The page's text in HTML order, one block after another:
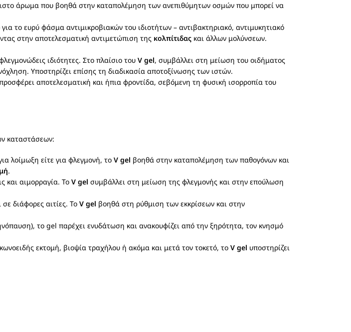
άρωμα που βοηθά στην καταπολέμηση των ανεπιθύμητων οσμών που μπορεί να
το ευρύ φάσμα αντιμικροβιακών του ιδιοτήτων – αντιβακτηριακό, αντιμυκητιακό
στην αποτελεσματική αντιμετώπιση της κολπίτιδας και άλλων μολύνσεων.
ιδιότητες. Στο πλαίσιο του V gel, συμβάλλει στη μείωση του οιδήματος
Υποστηρίζει επίσης τη διαδικασία αποτοξίνωσης των ιστών.
αποτελεσματική και ήπια φροντίδα, σεβόμενη τη φυσική ισορροπία του
καταστάσεων:
λοίμωξη είτε για φλεγμονή, το V gel βοηθά στην καταπολέμηση των παθογόνων και
.
και αιμορραγία. Το V gel συμβάλλει στη μείωση της φλεγμονής και στην επούλωση
διάφορες αιτίες. Το V gel βοηθά στη ρύθμιση των εκκρίσεων και στην
το gel παρέχει ενυδάτωση και ανακουφίζει από την ξηρότητα, τον κνησμό
εκτομή, βιοψία τραχήλου ή ακόμα και μετά τον τοκετό, το V gel υποστηρίζει